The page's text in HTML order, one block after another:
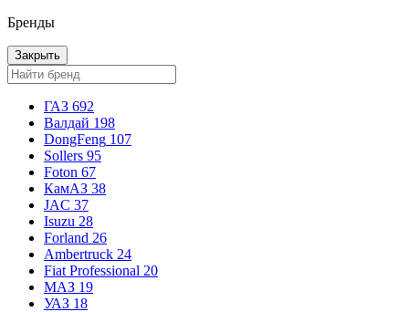
Бренды
Закрыть
ГАЗ 692
Валдай 198
DongFeng 107
Sollers 95
Foton 67
КамАЗ 38
JAC 37
Isuzu 28
Forland 26
Ambertruck 24
Fiat Professional 20
МАЗ 19
УАЗ 18